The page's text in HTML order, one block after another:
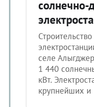
солнечно-
селе
1 440
кВт.
крупнейших и